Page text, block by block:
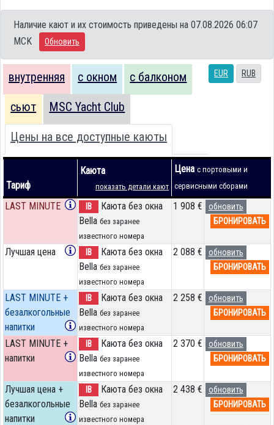
Наличие кают и их стоимость приведены на 07.08.2026 06:07
MCK
Обновить
EUR RUB
внутренняя с окном с балконом
сьют MSC Yacht Club
Цены на все доступные каюты
Тариф
Каюта
показать детали кают
Цена с портовыми и
сервисными сборами
LAST MINUTE IB
Каюта без окна
Bella без заранее
известного номера
1 908 €
обновить
БРОНИРОВАТЬ
Лучшая цена IB
Каюта без окна
Bella без заранее
известного номера
2 088 €
обновить
БРОНИРОВАТЬ
LAST MINUTE +
безалкогольные
напитки
IB
Каюта без окна
Bella без заранее
известного номера
2 258 €
обновить
БРОНИРОВАТЬ
LAST MINUTE +
напитки
IB
Каюта без окна
Bella без заранее
известного номера
2 370 €
обновить
БРОНИРОВАТЬ
Лучшая цена +
безалкогольные
напитки
IB
Каюта без окна
Bella без заранее
известного номера
2 438 €
обновить
БРОНИРОВАТЬ